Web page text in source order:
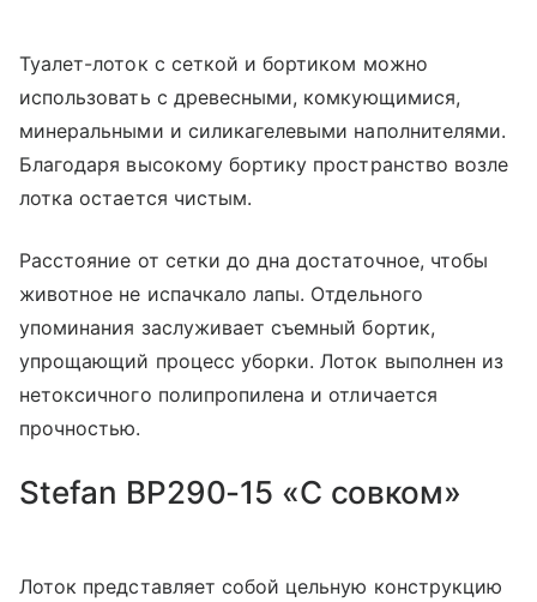
Туалет-лоток с сеткой и бортиком можно
использовать с древесными, комкующимися,
минеральными и силикагелевыми наполнителями.
Благодаря высокому бортику пространство возле
лотка остается чистым.
Расстояние от сетки до дна достаточное, чтобы
животное не испачкало лапы. Отдельного
упоминания заслуживает съемный бортик,
упрощающий процесс уборки. Лоток выполнен из
нетоксичного полипропилена и отличается
прочностью.
Stefan BP290-15 «С совком»
Лоток представляет собой цельную конструкцию